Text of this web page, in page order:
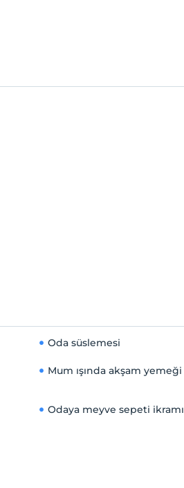
Oda süslemesi
Mum ışında akşam yemeği
Odaya meyve sepeti ikramı